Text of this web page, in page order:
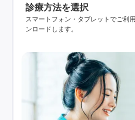
診療方法を選択
スマートフォン・タブレットでご利
ンロードします。